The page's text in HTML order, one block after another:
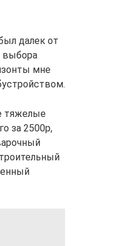
далек от
выбора
мне
тяжелые
за 2500р,